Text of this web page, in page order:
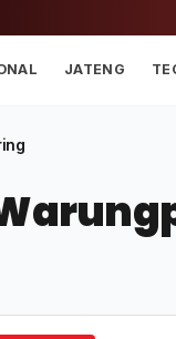
JATENG